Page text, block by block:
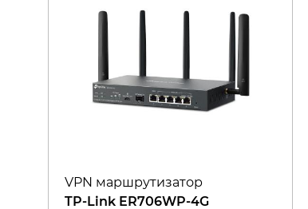
VPN маршрутизатор
TP-Link ER706WP-4G